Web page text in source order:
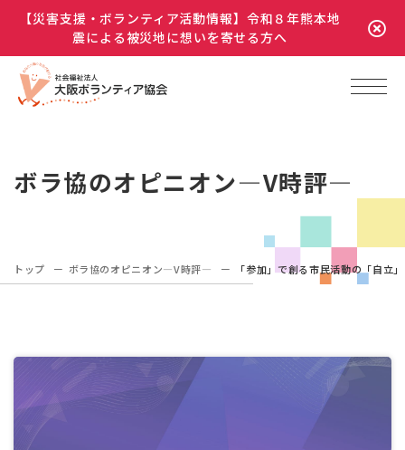
【災害支援・ボランティア活動情報】令和８年熊本地
震による被災地に想いを寄せる方へ
ボラ協のオピニオン―V時評―
トップ ボラ協のオピニオン―V時評― 「参加」で創る市民活動の「自立」